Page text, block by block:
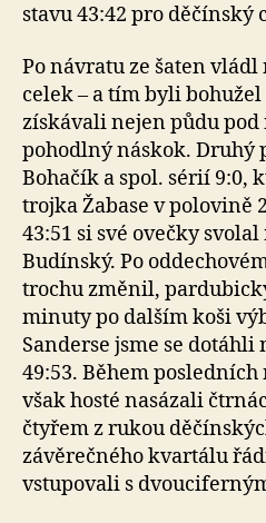
stavu 43:42 pro děčínský
Po návratu ze šaten
celek – a tím byli
získávali nejen půdu
pohodlný náskok. Druhý
Bohačík a spol. sérií 9:0,
trojka Žabase v polovině
43:51 si své ovečky
Budínský. Po
trochu změnil,
minuty po dalším koši
Sanderse jsme se
49:53. Během
však hosté nasázali
čtyřem z rukou
závěrečného kvartálu
vstupovali s